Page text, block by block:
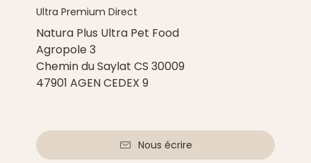
Ultra Premium Direct
Natura Plus Ultra Pet Food
Agropole 3
Chemin du Saylat CS 30009
47901 AGEN CEDEX 9
Nous écrire